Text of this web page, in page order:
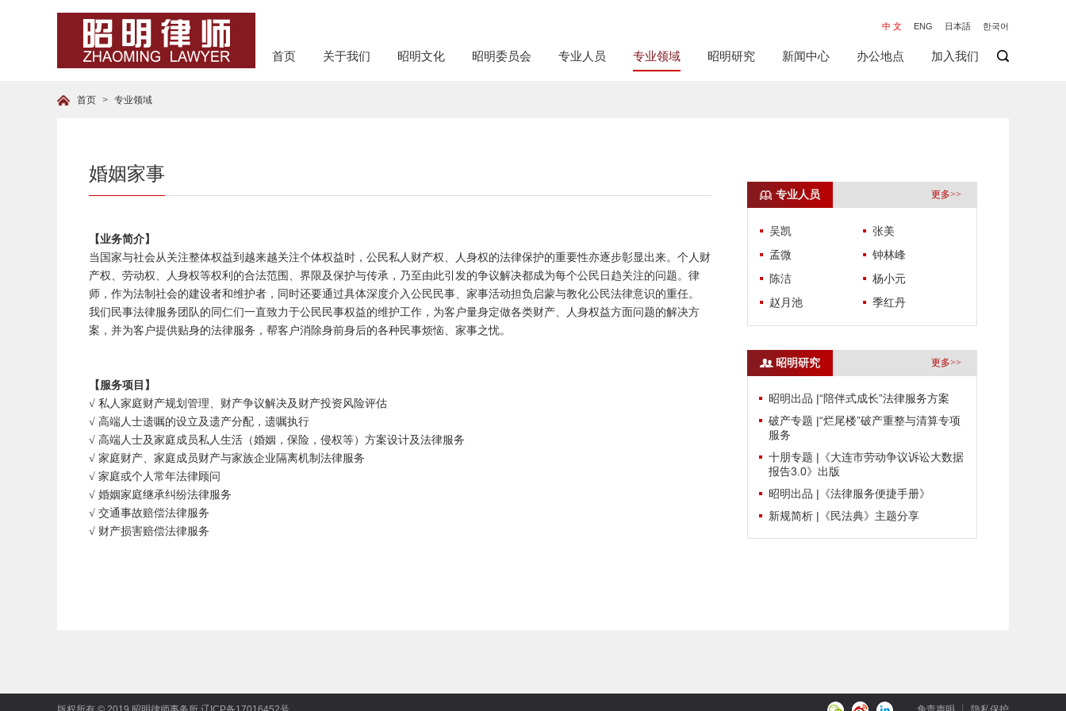
中 文 ENG 日本語 한국어
首页 关于我们 昭明文化 昭明委员会 专业人员 专业领域 昭明研究 新闻中心 办公地点 加入我们
首页 > 专业领域
婚姻家事
【业务简介】
当国家与社会从关注整体权益到越来越关注个体权益时，公民私人财产权、人身权的法律保护的重要性亦逐步彰显出来。个人财
产权、劳动权、人身权等权利的合法范围、界限及保护与传承，乃至由此引发的争议解决都成为每个公民日趋关注的问题。律
师，作为法制社会的建设者和维护者，同时还要通过具体深度介入公民民事、家事活动担负启蒙与教化公民法律意识的重任。
我们民事法律服务团队的同仁们一直致力于公民民事权益的维护工作，为客户量身定做各类财产、人身权益方面问题的解决方
案，并为客户提供贴身的法律服务，帮客户消除身前身后的各种民事烦恼、家事之忧。
【服务项目】
√ 私人家庭财产规划管理、财产争议解决及财产投资风险评估
√ 高端人士遗嘱的设立及遗产分配，遗嘱执行
√ 高端人士及家庭成员私人生活（婚姻，保险，侵权等）方案设计及法律服务
√ 家庭财产、家庭成员财产与家族企业隔离机制法律服务
√ 家庭或个人常年法律顾问
√ 婚姻家庭继承纠纷法律服务
√ 交通事故赔偿法律服务
√ 财产损害赔偿法律服务
专业人员 更多>>
吴凯
张美
孟微
钟林峰
陈洁
杨小元
赵月池
季红丹
昭明研究 更多>>
昭明出品 |“陪伴式成长”法律服务方案
破产专题 |“烂尾楼”破产重整与清算专项
服务
十朋专题 |《大连市劳动争议诉讼大数据
报告3.0》出版
昭明出品 |《法律服务便捷手册》
新规简析 |《民法典》主题分享